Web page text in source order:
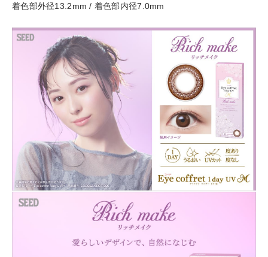
着色部外径13.2mm / 着色部内径7.0mm